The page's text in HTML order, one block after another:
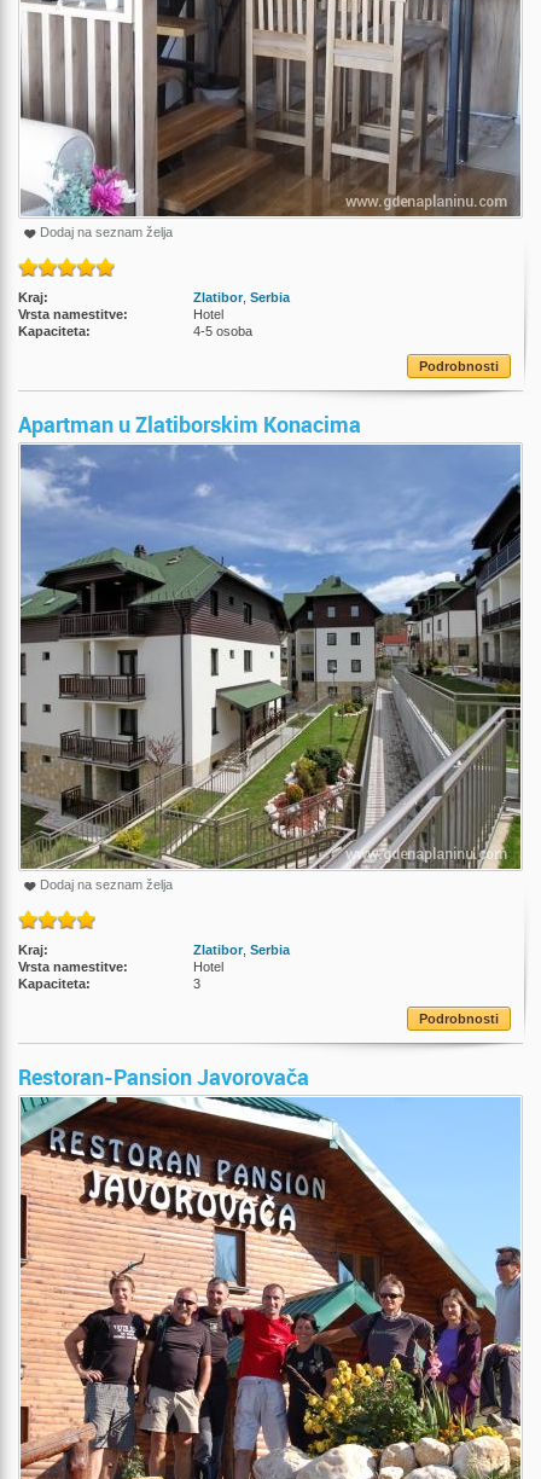
Dodaj na seznam želja
Kraj: Zlatibor, Serbia
Vrsta namestitve:
Hotel
Kapaciteta:
4-5 osoba
Podrobnosti
Apartman u Zlatiborskim Konacima
Dodaj na seznam želja
Kraj: Zlatibor, Serbia
Vrsta namestitve:
Hotel
Kapaciteta:
3
Podrobnosti
Restoran-Pansion Javorovača